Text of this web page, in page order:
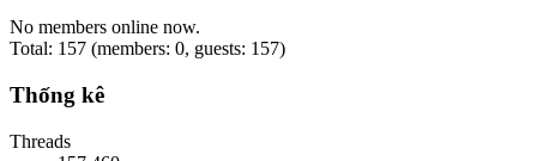
No members online now.
Total: 157 (members: 0, guests: 157)
Thống kê
Threads